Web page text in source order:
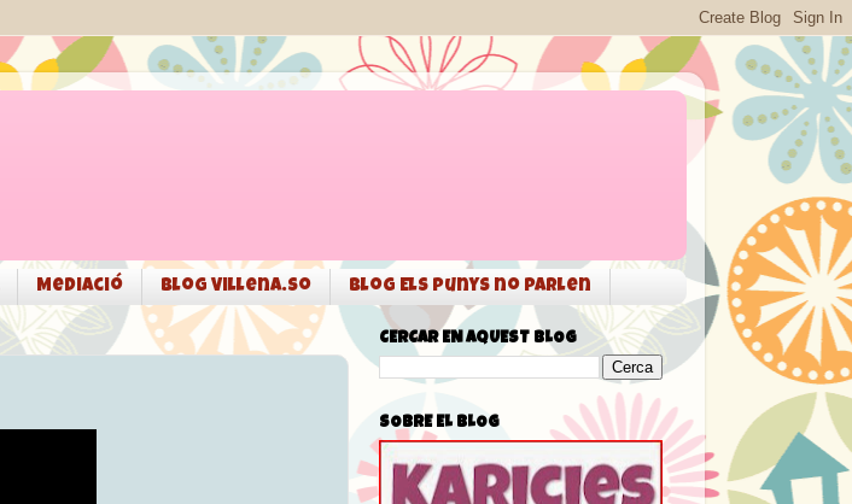
Mediació Blog Villena.so Blog Els punys no parlen
CERCAR EN AQUEST BLOG
SOBRE EL BLOG